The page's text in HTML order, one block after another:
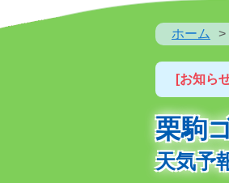
ホーム
[お知ら
栗駒
天気予